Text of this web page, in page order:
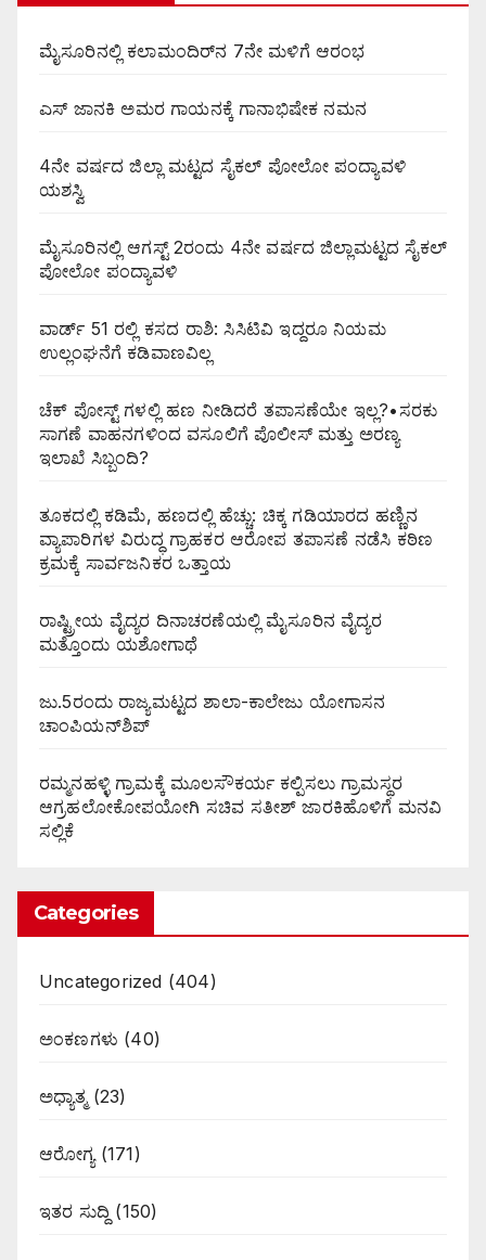
ಮೈಸೂರಿನಲ್ಲಿ ಕಲಾಮಂದಿರ್‌ನ 7ನೇ ಮಳಿಗೆ ಆರಂಭ
ಎಸ್ ಜಾನಕಿ ಅಮರ ಗಾಯನಕ್ಕೆ ಗಾನಾಭಿಷೇಕ ನಮನ
4ನೇ ವರ್ಷದ ಜಿಲ್ಲಾ ಮಟ್ಟದ ಸೈಕಲ್ ಪೋಲೋ ಪಂದ್ಯಾವಳಿ
ಯಶಸ್ವಿ
ಮೈಸೂರಿನಲ್ಲಿ ಆಗಸ್ಟ್‌ 2ರಂದು 4ನೇ ವರ್ಷದ ಜಿಲ್ಲಾಮಟ್ಟದ ಸೈಕಲ್
ಪೋಲೋ ಪಂದ್ಯಾವಳಿ
ವಾರ್ಡ್ 51 ರಲ್ಲಿ ಕಸದ ರಾಶಿ: ಸಿಸಿಟಿವಿ ಇದ್ದರೂ ನಿಯಮ
ಉಲ್ಲಂಘನೆಗೆ ಕಡಿವಾಣವಿಲ್ಲ
ಚೆಕ್ ಪೋಸ್ಟ್ ಗಳಲ್ಲಿ ಹಣ ನೀಡಿದರೆ ತಪಾಸಣೆಯೇ ಇಲ್ಲ?•ಸರಕು
ಸಾಗಣೆ ವಾಹನಗಳಿಂದ ವಸೂಲಿಗೆ ಪೊಲೀಸ್ ಮತ್ತು ಅರಣ್ಯ
ಇಲಾಖೆ ಸಿಬ್ಬಂದಿ?
ತೂಕದಲ್ಲಿ ಕಡಿಮೆ, ಹಣದಲ್ಲಿ ಹೆಚ್ಚು: ಚಿಕ್ಕ ಗಡಿಯಾರದ ಹಣ್ಣಿನ
ವ್ಯಾಪಾರಿಗಳ ವಿರುದ್ಧ ಗ್ರಾಹಕರ ಆರೋಪ ತಪಾಸಣೆ ನಡೆಸಿ ಕಠಿಣ
ಕ್ರಮಕ್ಕೆ ಸಾರ್ವಜನಿಕರ ಒತ್ತಾಯ
ರಾಷ್ಟ್ರೀಯ ವೈದ್ಯರ ದಿನಾಚರಣೆಯಲ್ಲಿ ಮೈಸೂರಿನ ವೈದ್ಯರ
ಮತ್ತೊಂದು ಯಶೋಗಾಥೆ
ಜು.5ರಂದು ರಾಜ್ಯಮಟ್ಟದ ಶಾಲಾ-ಕಾಲೇಜು ಯೋಗಾಸನ
ಚಾಂಪಿಯನ್‌ಶಿಪ್
ರಮ್ಮನಹಳ್ಳಿ ಗ್ರಾಮಕ್ಕೆ ಮೂಲಸೌಕರ್ಯ ಕಲ್ಪಿಸಲು ಗ್ರಾಮಸ್ಥರ
ಆಗ್ರಹಲೋಕೋಪಯೋಗಿ ಸಚಿವ ಸತೀಶ್ ಜಾರಕಿಹೊಳಿಗೆ ಮನವಿ
ಸಲ್ಲಿಕೆ
Categories
Uncategorized (404)
ಅಂಕಣಗಳು (40)
ಅಧ್ಯಾತ್ಮ(23)
ಆರೋಗ್ಯ(171)
ಇತರ ಸುದ್ದಿ (150)